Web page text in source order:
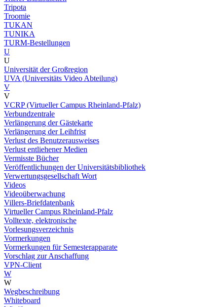
Tripota
Troomie
TUKAN
TUNIKA
TURM-Bestellungen
U
U
Universität der Großregion
UVA (Universitäts Video Abteilung)
V
V
VCRP (Virtueller Campus Rheinland-Pfalz)
Verbundzentrale
Verlängerung der Gästekarte
Verlängerung der Leihfrist
Verlust des Benutzerausweises
Verlust entliehener Medien
Vermisste Bücher
Veröffentlichungen der Universitätsbibliothek
Verwertungsgesellschaft Wort
Videos
Videoüberwachung
Villers-Briefdatenbank
Virtueller Campus Rheinland-Pfalz
Volltexte, elektronische
Vorlesungsverzeichnis
Vormerkungen
Vormerkungen für Semesterapparate
Vorschlag zur Anschaffung
VPN-Client
W
W
Wegbeschreibung
Whiteboard